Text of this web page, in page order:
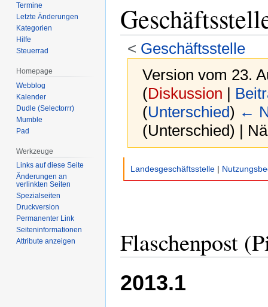
< Geschäftsstelle
Version vom 23.
(Diskussion |
(Unterschied) ←
(Unterschied) |
Navigation
Landesgeschäftsstelle |
Flaschenpost
2013.1
Termine
Letzte Änderungen
Kategorien
Hilfe
Steuerrad
Homepage
Webblog
Kalender
Dudle (Selectorrr)
Mumble
Pad
Werkzeuge
Links auf diese Seite
Änderungen an
verlinkten Seiten
Spezialseiten
Druckversion
Permanenter Link
Seiten­­informationen
Attribute anzeigen